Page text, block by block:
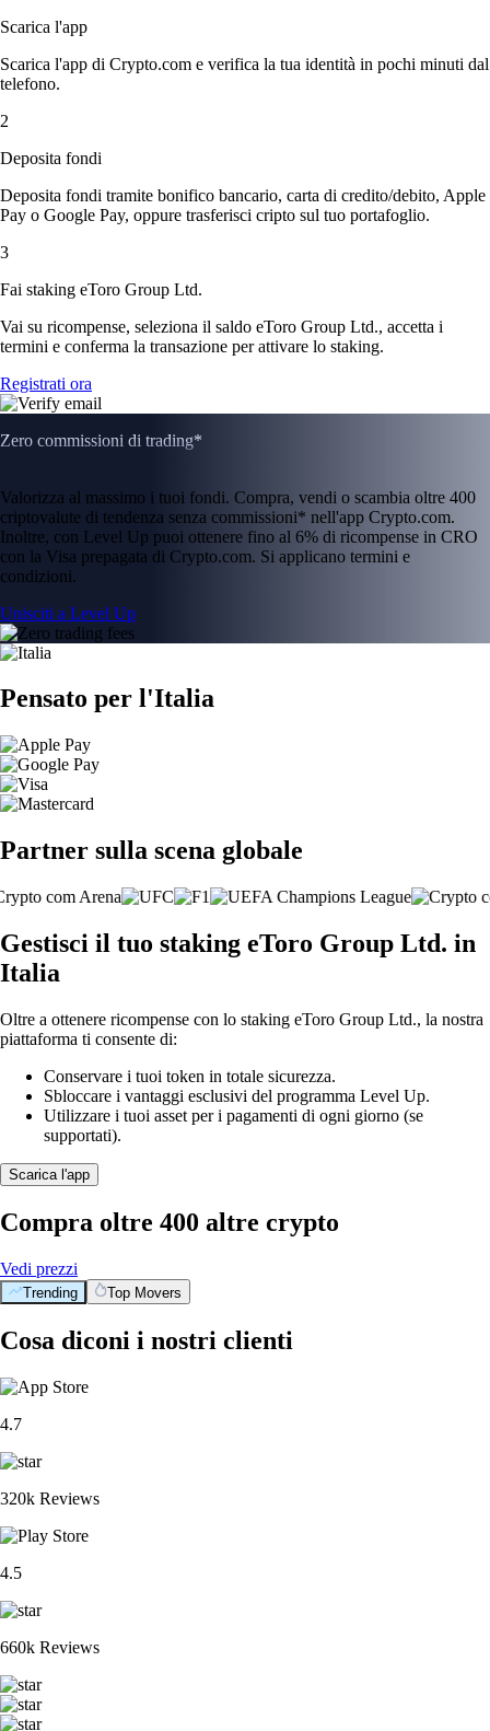
Scarica l'app
Scarica l'app di Crypto.com e verifica la tua identità in pochi minuti dal
telefono.
2
Deposita fondi
Deposita fondi tramite bonifico bancario, carta di credito/debito, Apple
Pay o Google Pay, oppure trasferisci cripto sul tuo portafoglio.
3
Fai staking eToro Group Ltd.
Vai su ricompense, seleziona il saldo eToro Group Ltd., accetta i
termini e conferma la transazione per attivare lo staking.
Registrati ora
Zero commissioni di trading*
Valorizza al massimo i tuoi fondi. Compra, vendi o scambia oltre 400
criptovalute di tendenza senza commissioni* nell'app Crypto.com.
Inoltre, con Level Up puoi ottenere fino al 6% di ricompense in CRO
con la Visa prepagata di Crypto.com. Si applicano termini e
condizioni.
Unisciti a Level Up
Pensato per l'Italia
Partner sulla scena globale
Gestisci il tuo staking eToro Group Ltd. in
Italia
Oltre a ottenere ricompense con lo staking eToro Group Ltd., la nostra
piattaforma ti consente di:
Conservare i tuoi token in totale sicurezza.
Sbloccare i vantaggi esclusivi del programma Level Up.
Utilizzare i tuoi asset per i pagamenti di ogni giorno (se
supportati).
Scarica l'app
Compra oltre 400 altre crypto
Vedi prezzi
Trending Top Movers
Cosa diconi i nostri clienti
4.7
320k Reviews
4.5
660k Reviews